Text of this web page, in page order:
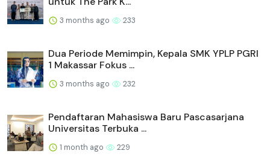
3 months ago 233
Dua Periode Memimpin, Kepala SMK YPLP PGRI
1 Makassar Fokus ...
3 months ago 232
Pendaftaran Mahasiswa Baru Pascasarjana
Universitas Terbuka ...
1 month ago 229